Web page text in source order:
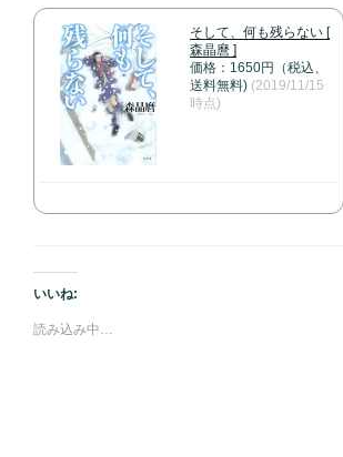
そして、何も残らない [
森晶麿 ]
価格：1650円（税込、
送料無料) (2019/11/15
時点)
いいね:
読み込み中…